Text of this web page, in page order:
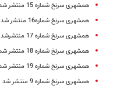
همشهری سرنخ شماره 15 منتشر شد
همشهری سرنخ شماره16 منتشر شد
همشهری سرنخ شماره 17 منتشرشد
همشهری سرنخ شماره 18 منتشر شد
همشهری سرنخ شماره 19 منتشر شد
همشهری سرنخ شماره 9 منتشر شد